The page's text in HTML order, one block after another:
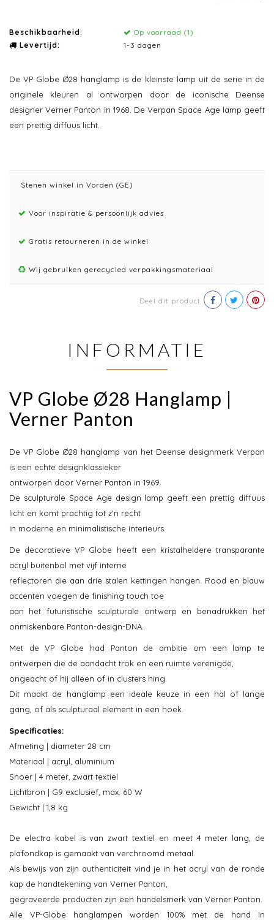
Beschikbaarheid:
Op voorraad (1)
Levertijd:
1-3 dagen
De VP Globe Ø28 hanglamp is de kleinste lamp uit de serie in de
originele kleuren al ontworpen door de iconische Deense
designer Verner Panton in 1968. De Verpan Space Age lamp geeft
een prettig diffuus licht.
Stenen winkel in Vorden (GE)
Voor inspiratie & persoonlijk advies
Gratis retourneren in de winkel
Wij gebruiken gerecycled verpakkingsmateriaal
Deel dit product
INFORMATIE
VP Globe Ø28 Hanglamp |
Verner Panton
De VP Globe Ø28 hanglamp van het Deense designmerk Verpan
is een echte designklassieker
ontworpen door Verner Panton in 1969.
De sculpturale Space Age design lamp geeft een prettig diffuus
licht en komt prachtig tot z'n recht
in moderne en minimalistische interieurs.
De decoratieve VP Globe heeft een kristalheldere transparante
acryl buitenbol met vijf interne
reflectoren die aan drie stalen kettingen hangen. Rood en blauw
accenten voegen de finishing touch toe
aan het futuristische sculpturale ontwerp en benadrukken het
onmiskenbare Panton-design-DNA.
Met de VP Globe had Panton de ambitie om een ​​lamp te
ontwerpen die de aandacht trok en een ruimte verenigde,
ongeacht of hij alleen of in clusters hing.
Dit maakt de hanglamp een ideale keuze in een hal of lange
gang, of als sculpturaal element in een hoek.
Specificaties:
Afmeting | diameter 28 cm
Materiaal | acryl, aluminium
Snoer | 4 meter, zwart textiel
Lichtbron | G9 exclusief, max. 60 W
Gewicht | 1,8 kg
De electra kabel is van zwart textiel en meet 4 meter lang, de
plafondkap is gemaakt van verchroomd metaal.
Als bewijs van zijn authenticiteit vind je in het acryl van de ronde
kap de handtekening van Verner Panton,
gegraveerde producten zijn een handelsmerk van Verner Panton.
Alle VP-Globe hanglampen worden 100% met de hand in